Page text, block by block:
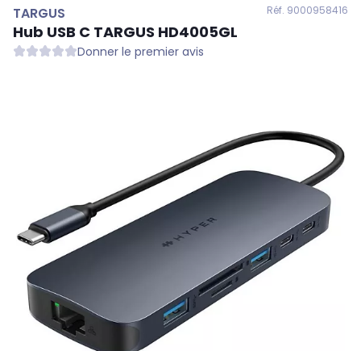
TARGUS Réf. 9000958416
Hub USB C TARGUS HD4005GL
Donner le premier avis